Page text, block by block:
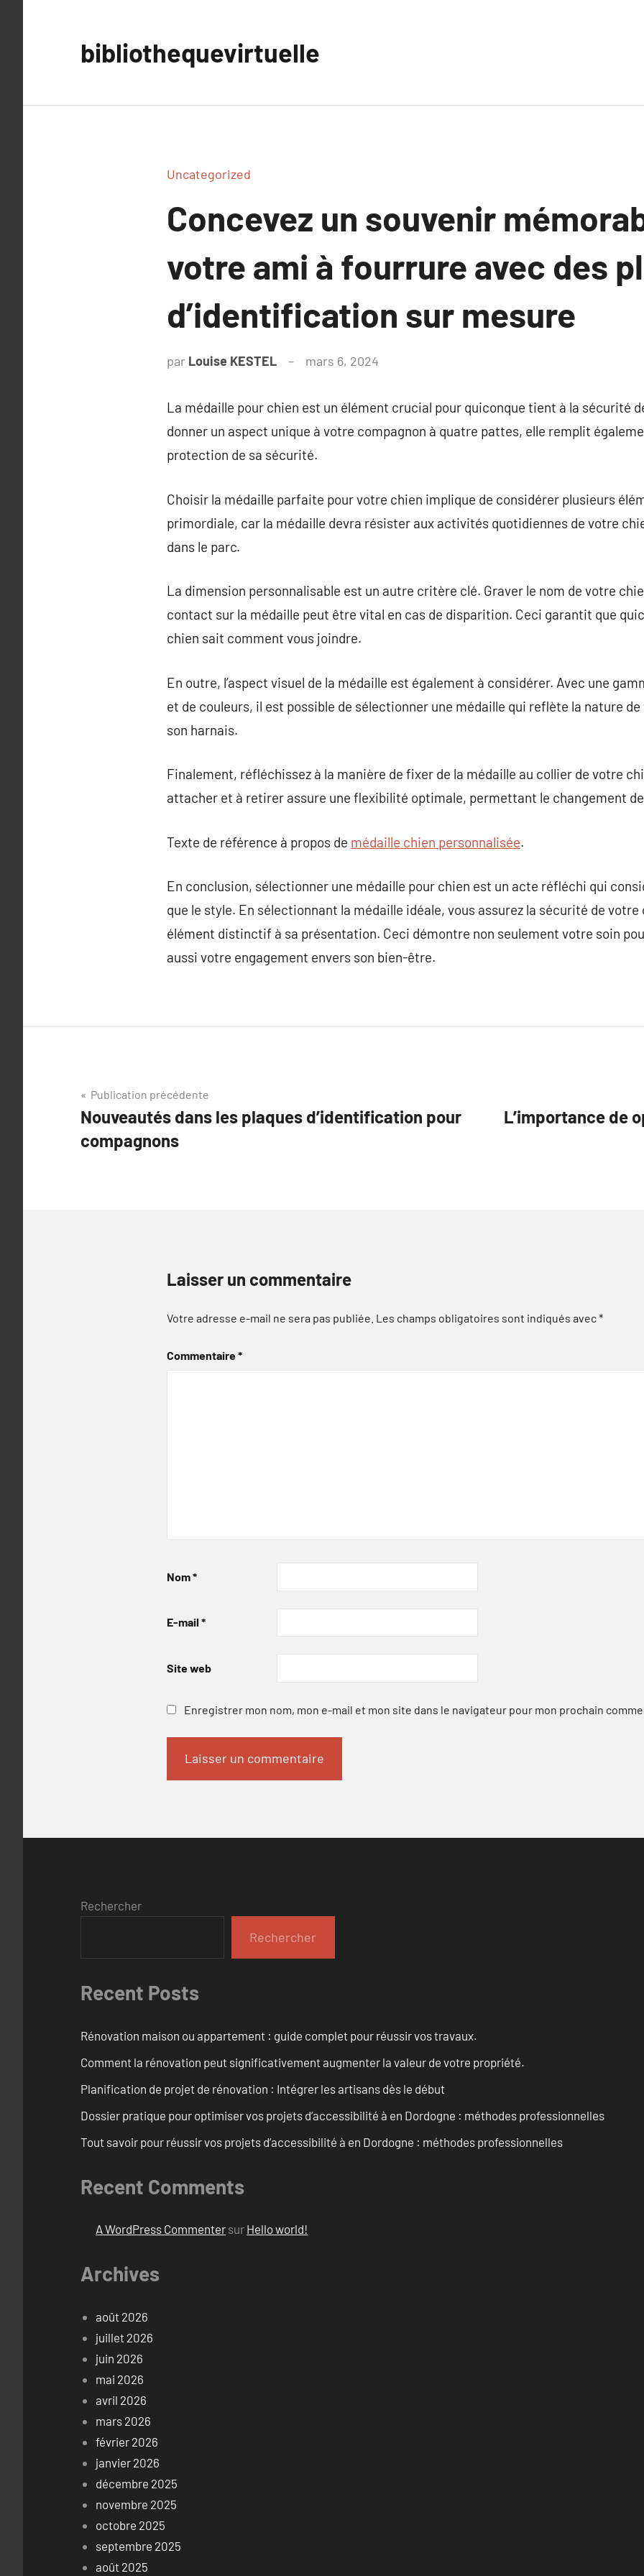
bibliothequevirtuelle
Uncategorized
Concevez un souvenir
votre ami à fourrure avec des
d’identification sur mesure
par Louise KESTEL mars 6, 2024
La médaille pour chien est un élément crucial pour quiconque tient à la sécurité
donner un aspect unique à votre compagnon à quatre pattes, elle remplit
protection de sa sécurité.
Choisir la médaille parfaite pour votre chien implique de considérer plusieurs
primordiale, car la médaille devra résister aux activités quotidiennes de votre
dans le parc.
La dimension personnalisable est un autre critère clé. Graver le nom de votre
contact sur la médaille peut être vital en cas de disparition. Ceci garantit que
chien sait comment vous joindre.
En outre, l’aspect visuel de la médaille est également à considérer. Avec une
et de couleurs, il est possible de sélectionner une médaille qui reflète la nature
son harnais.
Finalement, réfléchissez à la manière de fixer de la médaille au collier de votre
attacher et à retirer assure une flexibilité optimale, permettant le changement
Texte de référence à propos de médaille chien personnalisée.
En conclusion, sélectionner une médaille pour chien est un acte réfléchi qui
que le style. En sélectionnant la médaille idéale, vous assurez la sécurité de
élément distinctif à sa présentation. Ceci démontre non seulement votre soin
aussi votre engagement envers son bien-être.
Navigation
de
l’article
Publication précédente
Nouveautés dans les plaques d’identification pour
compagnons
L’importance de
Laisser un commentaire
Votre adresse e-mail ne sera pas publiée. Les champs obligatoires sont indiqués avec*
Commentaire*
Nom*
E-mail *
Site web
Enregistrer mon nom, mon e-mail et mon site dans le navigateur pour mon prochain
Rechercher
Rechercher
Recent Posts
Rénovation maison ou appartement : guide complet pour réussir vos travaux.
Comment la rénovation peut significativement augmenter la valeur de votre propriété.
Planification de projet de rénovation : Intégrer les artisans dès le début
Dossier pratique pour optimiser vos projets d’accessibilité à en Dordogne : méthodes professionnelles
Tout savoir pour réussir vos projets d’accessibilité à en Dordogne : méthodes professionnelles
Recent Comments
A WordPress Commenter sur Hello world!
Archives
août 2026
juillet 2026
juin 2026
mai 2026
avril 2026
mars 2026
février 2026
janvier 2026
décembre 2025
novembre 2025
octobre 2025
septembre 2025
août 2025